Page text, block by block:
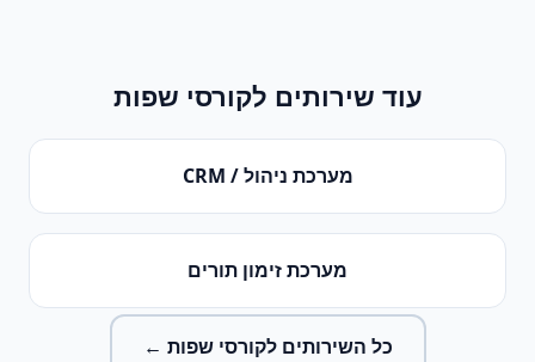
עוד שירותים לקורסי שפות
מערכת ניהול / CRM
מערכת זימון תורים
כל השירותים לקורסי שפות ←